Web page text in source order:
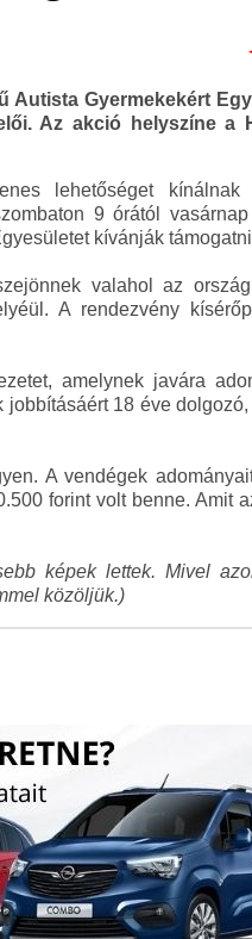
Autista Gyermekekért
Az akció helyszíne a
lehetőséget
9 órától
kívánják
valahol az
A rendezvény
amelynek javára
18 éve
A vendégek
forint volt benne. Amit
képek lettek. Mivel
közöljük.)